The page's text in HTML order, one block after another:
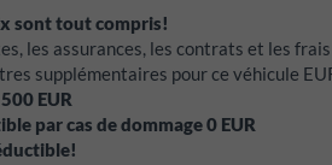
sont tout compris!
les assurances, les contrats et les
supplémentaires pour ce véhicule
500 EUR
par cas de dommage0 EUR